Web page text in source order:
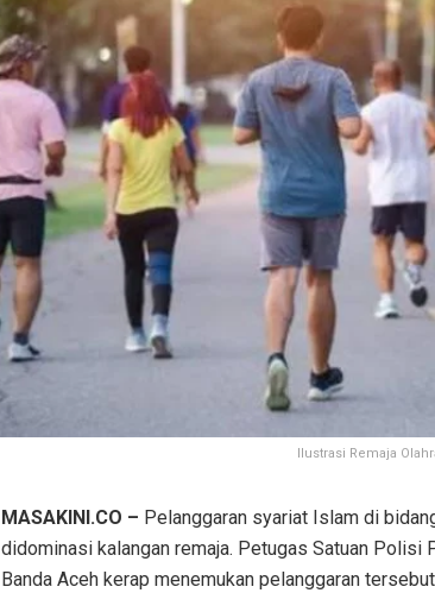
Ilustrasi Remaja
MASAKINI.CO – Pelanggaran syariat Islam di
didominasi kalangan remaja. Petugas Satuan Polisi
Banda Aceh kerap menemukan pelanggaran